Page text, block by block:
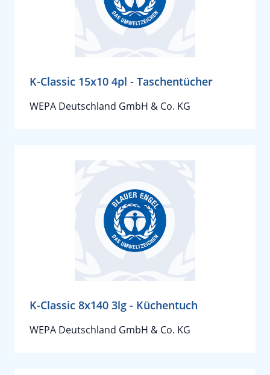
K-Classic 15x10 4pl - Taschentücher
WEPA Deutschland GmbH & Co. KG
K-Classic 8x140 3lg - Küchentuch
WEPA Deutschland GmbH & Co. KG